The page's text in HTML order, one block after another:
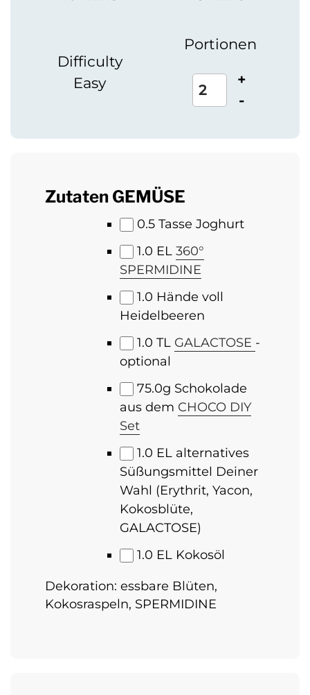
Difficulty
Easy
Portionen
+
-
Zutaten GEMÜSE
0.5 Tasse Joghurt
1.0 EL 360°
SPERMIDINE
1.0 Hände voll
Heidelbeeren
1.0 TL GALACTOSE -
optional
75.0g Schokolade
aus dem CHOCO DIY
Set
1.0 EL alternatives
Süßungsmittel Deiner
Wahl (Erythrit, Yacon,
Kokosblüte,
GALACTOSE)
1.0 EL Kokosöl
Dekoration: essbare Blüten,
Kokosraspeln, SPERMIDINE